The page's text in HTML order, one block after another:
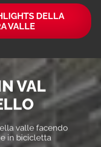
DELLA
VALLE
VAL
valle facendo
in bicicletta